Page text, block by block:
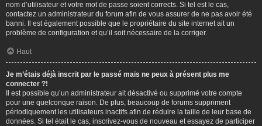
nom d’utilisateur et votre mot de passe soient corrects. Si tel est le cas,
contactez un administrateur du forum afin de vous assurer de ne pas avoir été
banni. Il est également possible que le propriétaire du site internet ait un
problème de configuration et qu’il soit nécessaire de la corriger.
Haut
Je m’étais déjà inscrit par le passé mais ne peux à présent plus me
connecter ?!
Il est possible qu’un administrateur ait désactivé ou supprimé votre compte
pour une quelconque raison. De plus, beaucoup de forums suppriment
périodiquement les utilisateurs inactifs afin de réduire la taille de leur base de
données. Si tel était le cas, inscrivez-vous de nouveau et essayez de participer